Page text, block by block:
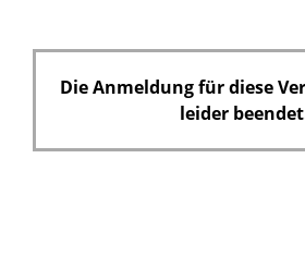
Die Anmeldung für diese
leider